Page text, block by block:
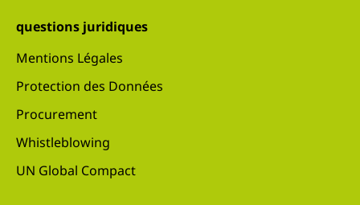
questions juridiques
Mentions Légales
Protection des Données
Procurement
Whistleblowing
UN Global Compact